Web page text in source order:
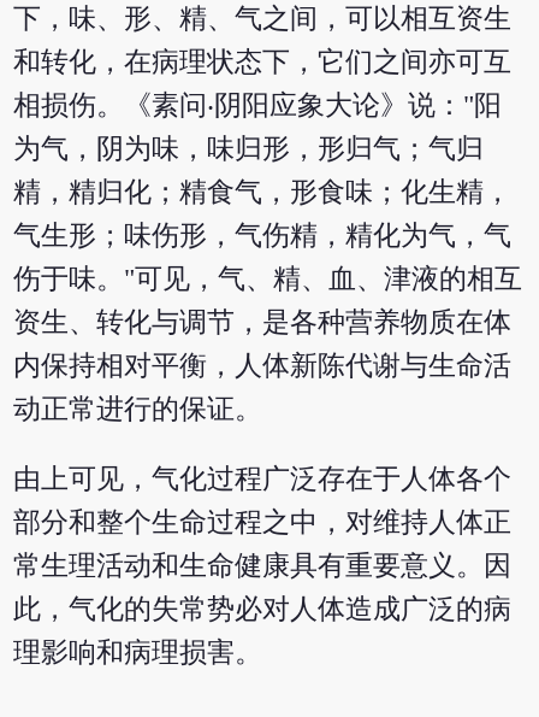
下，味、形、精、气之间，可以相互资生
和转化，在病理状态下，它们之间亦可互
相损伤。《素问‧阴阳应象大论》说："阳
为气，阴为味，味归形，形归气；气归
精，精归化；精食气，形食味；化生精，
气生形；味伤形，气伤精，精化为气，气
伤于味。"可见，气、精、血、津液的相互
资生、转化与调节，是各种营养物质在体
内保持相对平衡，人体新陈代谢与生命活
动正常进行的保证。
由上可见，气化过程广泛存在于人体各个
部分和整个生命过程之中，对维持人体正
常生理活动和生命健康具有重要意义。因
此，气化的失常势必对人体造成广泛的病
理影响和病理损害。